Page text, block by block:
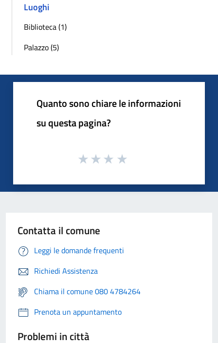
Luoghi
Biblioteca (1)
Palazzo (5)
Quanto sono chiare le informazioni
su questa pagina?
Contatta il comune
Leggi le domande frequenti
Richiedi Assistenza
Chiama il comune 080 4784264
Prenota un appuntamento
Problemi in città